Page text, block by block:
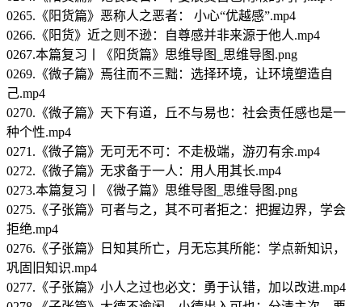
0265.《阳货篇》恶称人之恶者： 小心“优越感”.mp4
0266.《阳货》近之则不逊：自尊感并非来源于他人.mp4
0267.本篇复习丨《阳货篇》思维导图_思维导图.png
0269.《微子篇》焉往而不三黜：选择环境，让环境塑造自
己.mp4
0270.《微子篇》天下有道，丘不与易也：社会责任感也是一
种个性.mp4
0271.《微子篇》无可无不可：不走极端，游刃有余.mp4
0272.《微子篇》无求备于一人：用人用其长.mp4
0273.本篇复习丨《微子篇》思维导图_思维导图.png
0275.《子张篇》可者与之，其不可者拒之：把握边界，学会
拒绝.mp4
0276.《子张篇》日知其所亡，月无忘其所能：学点新知识，
巩固旧知识.mp4
0277.《子张篇》小人之过也必文：勇于认错，加以改进.mp4